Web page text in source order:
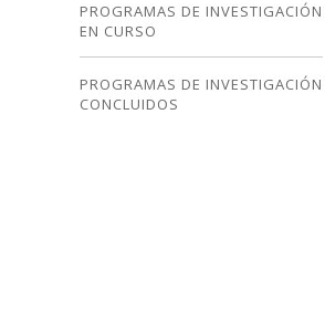
PROGRAMAS DE INVESTIGACIÓN
EN CURSO
PROGRAMAS DE INVESTIGACIÓN
CONCLUIDOS